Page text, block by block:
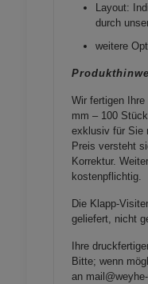
Layout:
durch
weitere
Wir fertigen
mm – 100
exklusiv für Sie
Preis versteht
Korrektur.
kostenpflichtig.
Die Klapp-
geliefert, nicht
Ihre
Bitte; wenn
an